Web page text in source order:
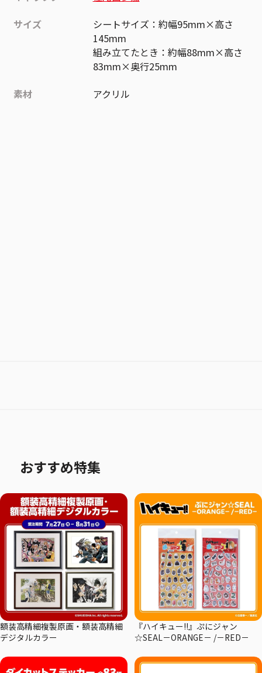
サイズ
シートサイズ：約幅95mm×高さ
145mm
組み立てたとき：約幅88mm×高さ
83mm×奥行25mm
素材
アクリル
おすすめ特集
額装高精細複製原画・額装高精細
デジタルカラー
『ハイキュー!!』ぷにジャン
☆SEAL－ORANGE－ /－RED－